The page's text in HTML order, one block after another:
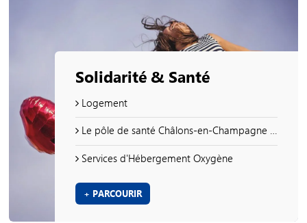
Solidarité & Santé
Logement
Le pôle de santé Châlons-en-Champagne Centre
Services d'Hébergement Oxygène
+ PARCOURIR